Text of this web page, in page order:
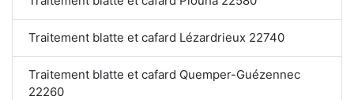
Traitement blatte et cafard Lézardrieux 22740
Traitement blatte et cafard Quemper-Guézennec
22260